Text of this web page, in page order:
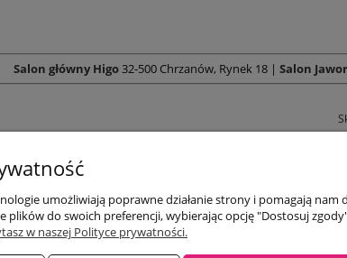
Salon główny Higo32-500 Chrzanów, Rynek 18 | Salon
umożliwiają poprawne działanie strony i pomagają
plików do swoich preferencji, wybierając opcję "Dostosuj
w naszej Polityce prywatności.